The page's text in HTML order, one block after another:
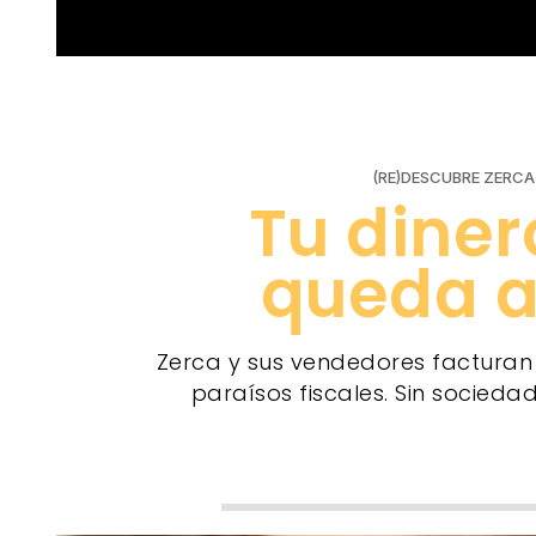
(RE)DESCUBRE ZERCA
Envíos
Siempre